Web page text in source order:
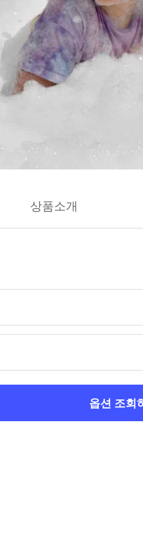
상품소개
옵션 조회